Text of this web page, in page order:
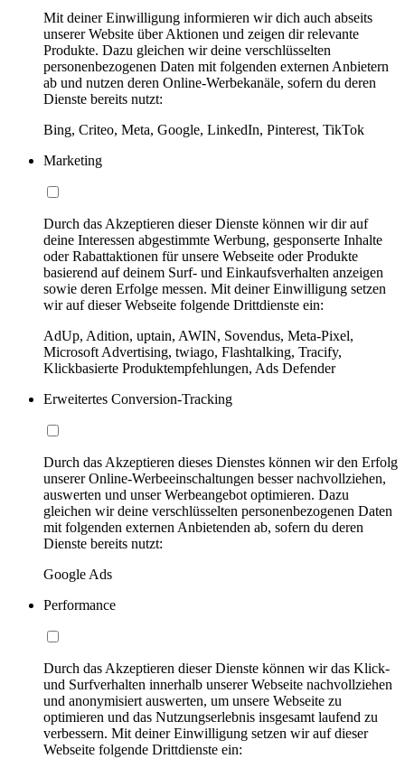
Mit deiner Einwilligung informieren wir dich auch abseits
unserer Website über Aktionen und zeigen dir relevante
Produkte. Dazu gleichen wir deine verschlüsselten
personenbezogenen Daten mit folgenden externen Anbietern
ab und nutzen deren Online-Werbekanäle, sofern du deren
Dienste bereits nutzt:
Bing, Criteo, Meta, Google, LinkedIn, Pinterest, TikTok
Marketing
Durch das Akzeptieren dieser Dienste können wir dir auf
deine Interessen abgestimmte Werbung, gesponserte Inhalte
oder Rabattaktionen für unsere Webseite oder Produkte
basierend auf deinem Surf- und Einkaufsverhalten anzeigen
sowie deren Erfolge messen. Mit deiner Einwilligung setzen
wir auf dieser Webseite folgende Drittdienste ein:
AdUp, Adition, uptain, AWIN, Sovendus, Meta-Pixel,
Microsoft Advertising, twiago, Flashtalking, Tracify,
Klickbasierte Produktempfehlungen, Ads Defender
Erweitertes Conversion-Tracking
Durch das Akzeptieren dieses Dienstes können wir den Erfolg
unserer Online-Werbeeinschaltungen besser nachvollziehen,
auswerten und unser Werbeangebot optimieren. Dazu
gleichen wir deine verschlüsselten personenbezogenen Daten
mit folgenden externen Anbietenden ab, sofern du deren
Dienste bereits nutzt:
Google Ads
Performance
Durch das Akzeptieren dieser Dienste können wir das Klick-
und Surfverhalten innerhalb unserer Webseite nachvollziehen
und anonymisiert auswerten, um unsere Webseite zu
optimieren und das Nutzungserlebnis insgesamt laufend zu
verbessern. Mit deiner Einwilligung setzen wir auf dieser
Webseite folgende Drittdienste ein: